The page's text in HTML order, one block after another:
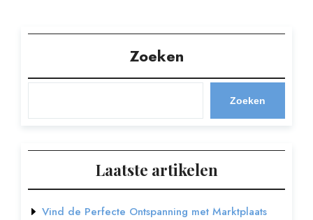
Zoeken
Zoeken
Laatste artikelen
Vind de Perfecte Ontspanning met Marktplaats